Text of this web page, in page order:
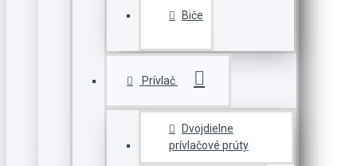
Biče
Prívlač
Dvojdielne
prívlačové prúty